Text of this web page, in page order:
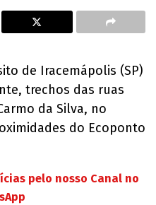
de Iracemápolis (SP)
trechos das ruas
da Silva, no
do Ecoponto
pelo nosso Canal no